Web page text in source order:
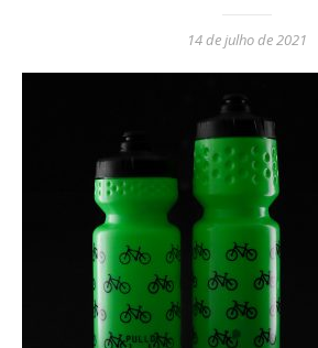
14 de julho de 2021